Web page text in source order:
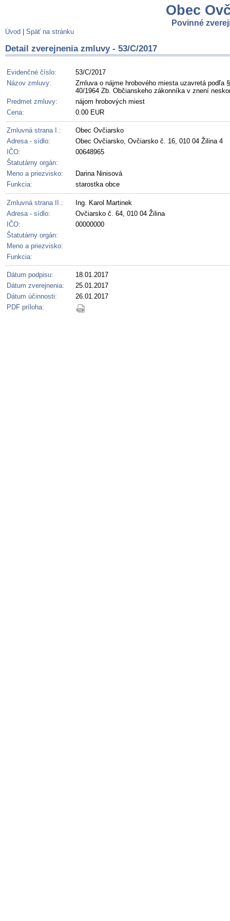
Obec
Povinné
Úvod Späť na stránku
Detail zverejnenia zmluvy - 53/C/2017
Evidenčné číslo:
53/C/2017
Názov zmluvy:
Zmluva o nájme hrobového miesta uzavretá podľa
40/1964 Zb. Občianskeho zákonníka v znení
Predmet zmluvy:
nájom hrobových miest
Cena:
0.00 EUR
Zmluvná strana I.:
Obec Ovčiarsko
Adresa - sídlo:
Obec Ovčiarsko, Ovčiarsko č. 16, 010 04 Žilina 4
IČO:
00648965
Štatutárny orgán:
Meno a priezvisko:
Darina Ninisová
Funkcia:
starostka obce
Zmluvná strana II.:
Ing. Karol Martinek
Adresa - sídlo:
Ovčiarsko č. 64, 010 04 Žilina
IČO:
00000000
Štatutárny orgán:
Meno a priezvisko:
Funkcia:
Dátum podpisu:
18.01.2017
Dátum zverejnenia:
25.01.2017
Dátum účinnosti:
26.01.2017
PDF príloha: